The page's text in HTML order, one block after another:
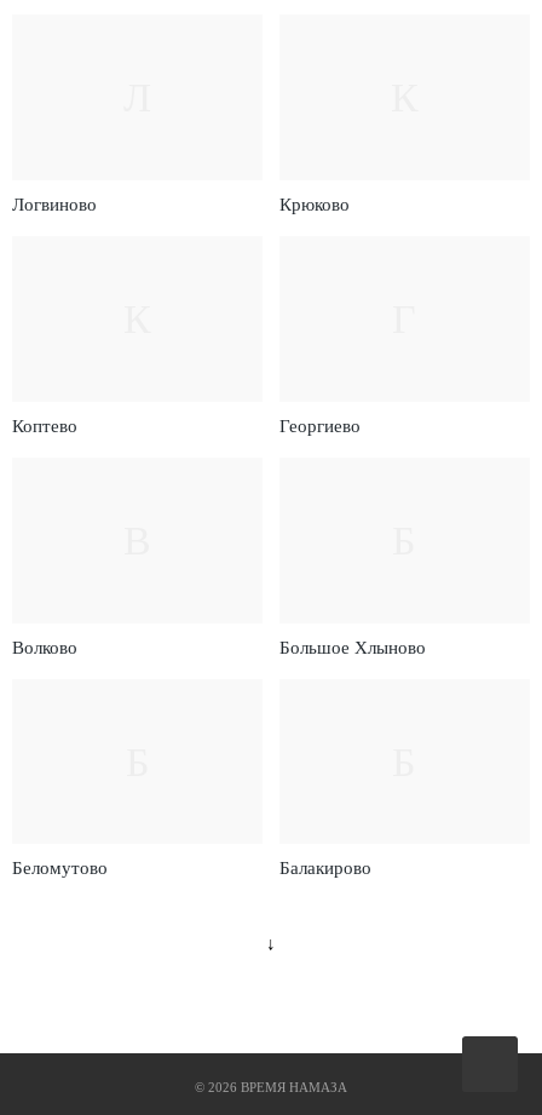
Логвиново Крюково
Коптево Георгиево
Волково Большое Хлыново
Беломутово Балакирово
↓
© 2026 ВРЕМЯ НАМАЗА